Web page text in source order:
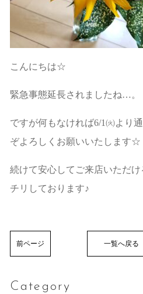
こんにちは☆
緊急事態延長されましたね…。
ですが何もなければ6/1㈫より
ぞよろしくお願いいたします☆
続けて安心してご来店いただ
チリしております♪
前ページ 一覧へ戻る
Category